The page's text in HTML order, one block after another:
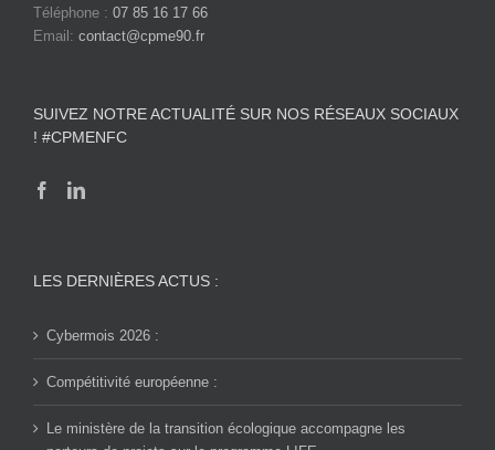
Téléphone : 07 85 16 17 66
Email: contact@cpme90.fr
SUIVEZ NOTRE ACTUALITÉ SUR NOS RÉSEAUX SOCIAUX
! #CPMENFC
LES DERNIÈRES ACTUS :
Cybermois 2026 :
Compétitivité européenne :
Le ministère de la transition écologique accompagne les